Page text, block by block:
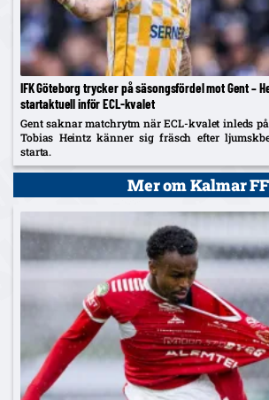
IFK Göteborg trycker på säsongsfördel mot Gent –
startaktuell inför ECL-kvalet
Gent saknar matchrytm när ECL-kvalet inleds
Tobias Heintz känner sig fräsch efter
starta.
Mer om Kalmar FF